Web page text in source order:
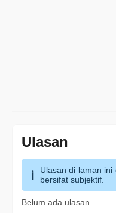
Ulasan
Ulasan di laman
bersifat subjektif.
Belum ada ulasan